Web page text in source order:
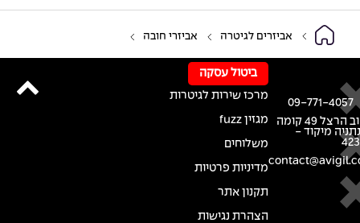
אביזרים לגיטרה אביזרי חובה
רחוב הרצל 49 קומה
מיקוד -
09-771-4057
ביטול עסקה
מרכז שירות לגיטרות
מגזין fuzz
משלוחים
מדיניות פרטיות
תקנון אתר
הצהרת נגישות